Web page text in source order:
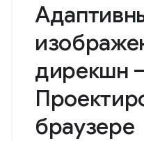
дирекшн
браузере